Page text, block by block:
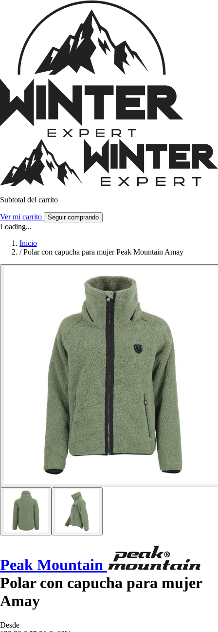
Subtotal del carrito
Ver mi carrito Seguir comprando
Loading...
Inicio
/ Polar con capucha para mujer Peak Mountain Amay
Peak Mountain
Polar con capucha para mujer
Amay
Desde